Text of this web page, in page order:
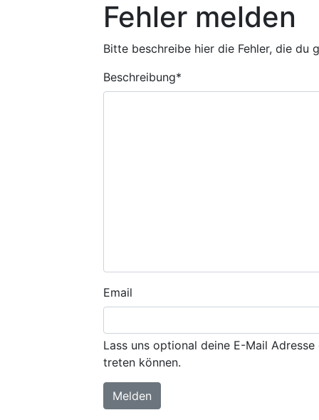
Fehler melden
Bitte beschreibe hier die Fehler, die du
Beschreibung*
Email
Lass uns optional deine E-Mail
treten können.
Melden